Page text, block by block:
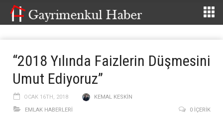
“2018 Yılında Faizlerin Düşmesini
Umut Ediyoruz”
OCAK 16TH, 2018
KEMAL KESKIN
EMLAK HABERLERI
0 İÇERIK